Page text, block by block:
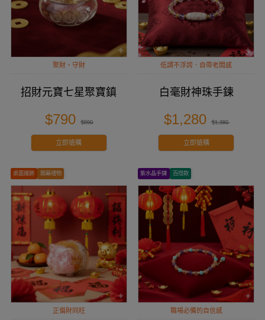
聚財、守財
招財元寶七星聚寶鎮
$790 $890
立即搶購
低調不浮誇．自帶老闆感
白毫財神珠手鍊
$1,280 $1,380
立即搶購
桌面擺飾 開幕禮物
正偏財同旺
紫水晶手鍊 百搭款
職場必備的自信感